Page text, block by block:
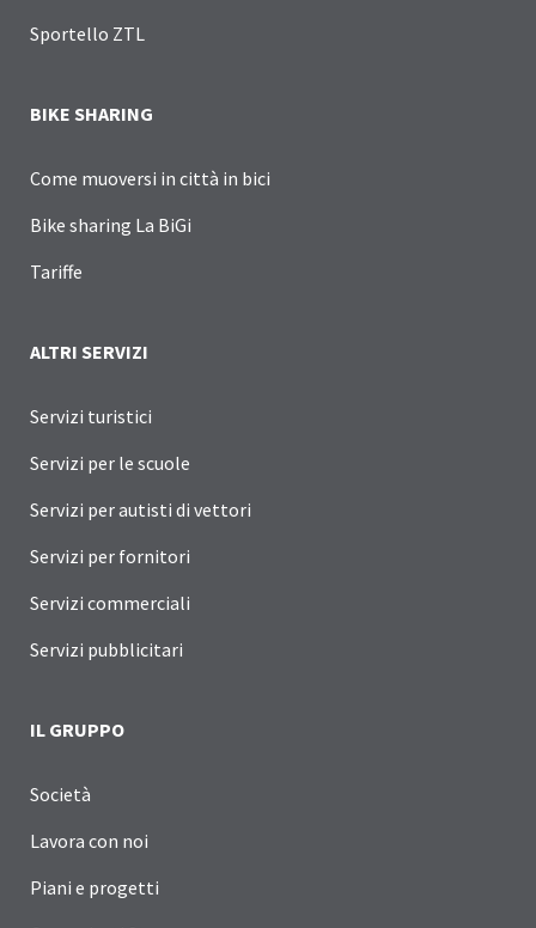
Sportello ZTL
BIKE SHARING
Come muoversi in città in bici
Bike sharing La BiGi
Tariffe
ALTRI SERVIZI
Servizi turistici
Servizi per le scuole
Servizi per autisti di vettori
Servizi per fornitori
Servizi commerciali
Servizi pubblicitari
IL GRUPPO
Società
Lavora con noi
Piani e progetti